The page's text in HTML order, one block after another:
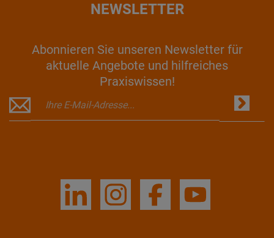
NEWSLETTER
Abonnieren Sie unseren Newsletter für
aktuelle Angebote und hilfreiches
Praxiswissen!